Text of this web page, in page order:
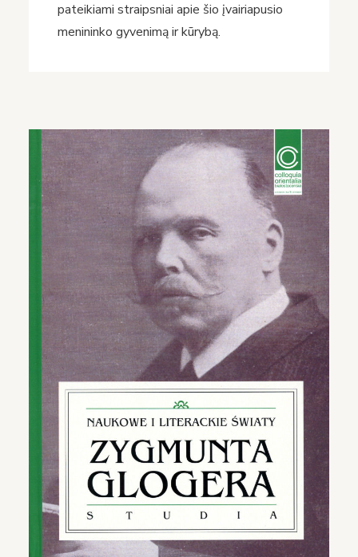
pateikiami straipsniai apie šio įvairiapusio
menininko gyvenimą ir kūrybą.